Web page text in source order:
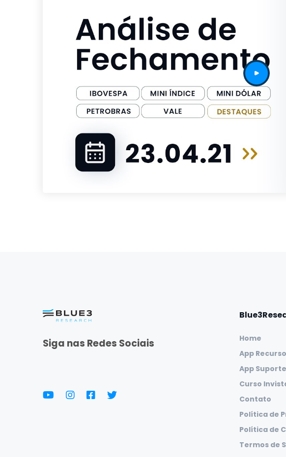
Siga nas Redes Sociais
Home
App
App
Curso
Contato
Política de
Política de
Termos de